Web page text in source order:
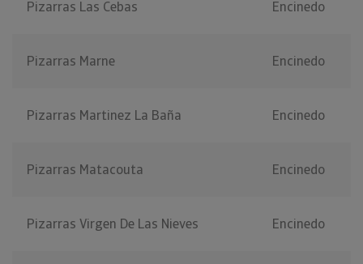
Pizarras Las Cebas Encinedo
Pizarras Marne Encinedo
Pizarras Martinez La Baña Encinedo
Pizarras Matacouta Encinedo
Pizarras Virgen De Las Nieves Encinedo